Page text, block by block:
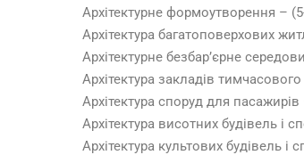
Архітектурне формоутворення –
Архітектура багатоповерхових
Архітектурне безбар’єрне
Архітектура закладів
Архітектура споруд для
Архітектура висотних будівель і
Архітектура культових будівель